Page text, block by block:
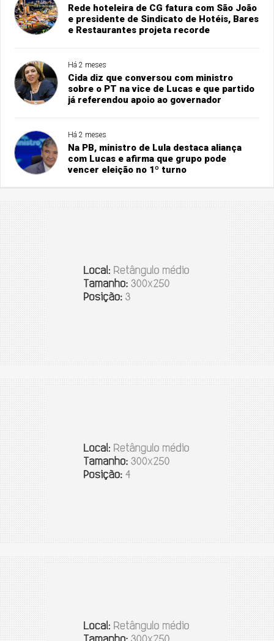
Rede hoteleira de CG fatura com São João
e presidente de Sindicato de Hotéis, Bares
e Restaurantes projeta recorde
Há 2 meses
Cida diz que conversou com ministro
sobre o PT na vice de Lucas e que partido
já referendou apoio ao governador
Há 2 meses
Na PB, ministro de Lula destaca aliança
com Lucas e afirma que grupo pode
vencer eleição no 1º turno